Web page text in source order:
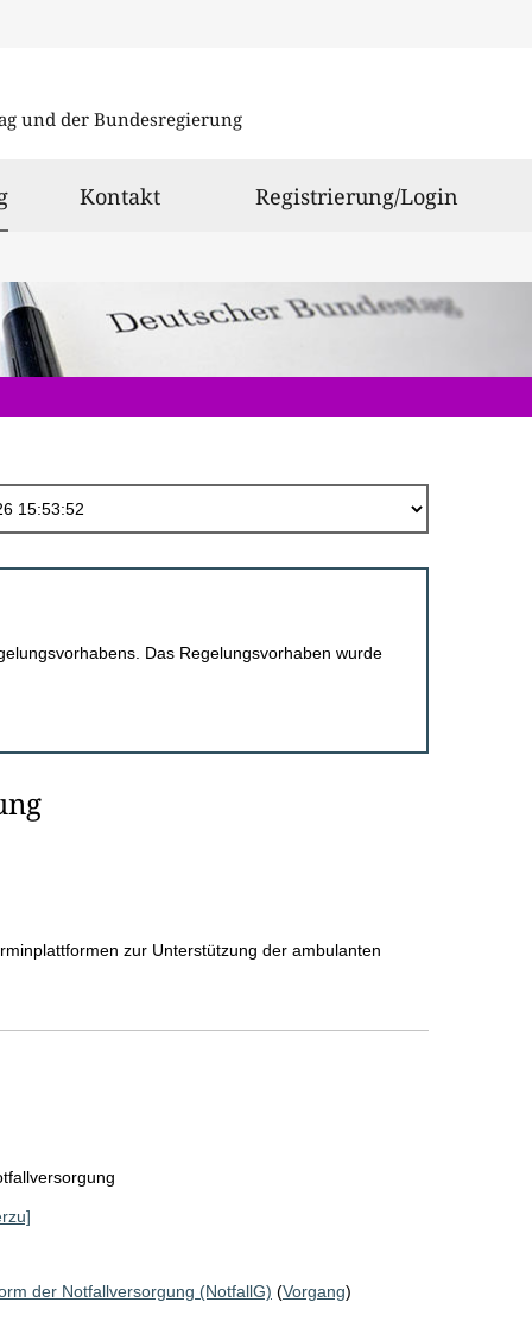
und der Bundesregierung
ausgewählt
Kontakt Registrierung/Login
Das Regelungsvorhaben wurde
zur Unterstützung der ambulanten
der Notfallversorgung (NotfallG) (Vorgang)